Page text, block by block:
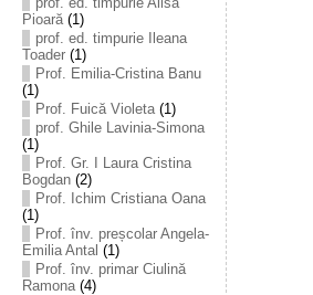
Pioară(1)
prof. ed. timpurie Ileana
Toader(1)
Prof. Emilia-Cristina Banu
(1)
Prof. Fuică Violeta(1)
prof. Ghile Lavinia-Simona
(1)
Prof. Gr. I Laura Cristina
Bogdan(2)
Prof. Ichim Cristiana Oana
(1)
Prof. înv. preșcolar Angela-
Emilia Antal (1)
Prof. înv. primar Ciulină
Ramona(4)